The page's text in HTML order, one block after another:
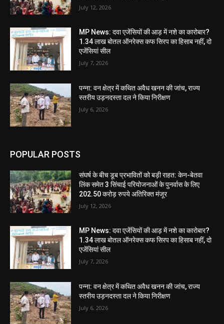
July 12, 2026
MP News: दवा एजेंसियों की आड़ में नशे का कारोबार?
1.34 लाख बोतल ऑनरेक्स कफ सिरप का हिसाब नहीं, दो
एजेंसियां सील
July 7, 2026
पन्ना: वन क्षेत्र में कथित अवैध खनन की जांच, राज्य
स्तरीय उड़नदस्ता दल ने किया निरीक्षण
July 6, 2026
POPULAR POSTS
संघर्ष के बीच डूब प्रभावितों को बड़ी राहत: केन-बेतवा
लिंक समेत 3 सिंचाई परियोजनाओं के पुनर्वास के लिए
202.50 करोड़ रुपये अतिरिक्त मंजूर
July 12, 2026
MP News: दवा एजेंसियों की आड़ में नशे का कारोबार?
1.34 लाख बोतल ऑनरेक्स कफ सिरप का हिसाब नहीं, दो
एजेंसियां सील
July 7, 2026
पन्ना: वन क्षेत्र में कथित अवैध खनन की जांच, राज्य
स्तरीय उड़नदस्ता दल ने किया निरीक्षण
July 6, 2026